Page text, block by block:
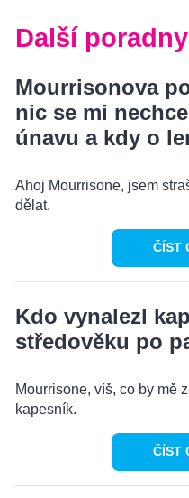
Další poradny
Mourrisonova
nic se mi
únavu a kdy o
Ahoj Mourrisone, jsem
dělat.
ČÍST
Kdo vynalezl
středověku po
Mourrisone, víš, co by mě
kapesník.
ČÍST